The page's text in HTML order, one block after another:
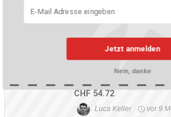
ABGELAUFEN
Parfum Intense
CHF 54.72
Luca Keller vor 9
Jetzt anmelden
Nein, danke